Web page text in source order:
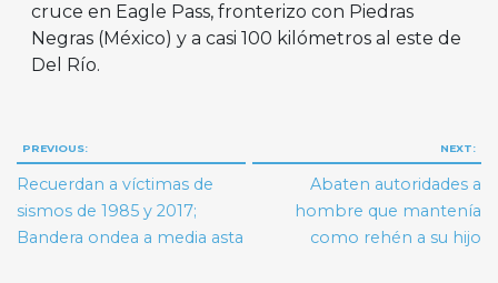
cruce en Eagle Pass, fronterizo con Piedras
Negras (México) y a casi 100 kilómetros al este de
Del Río.
Navegación
de
entradas
PREVIOUS:
Recuerdan a víctimas de
sismos de 1985 y 2017;
Bandera ondea a media asta
NEXT:
Abaten autoridades a
hombre que mantenía
como rehén a su hijo